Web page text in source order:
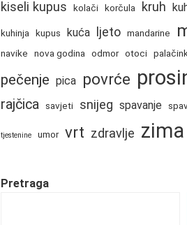
kiseli kupus kolači korčula kruh
kuhinja kupus kuća ljeto mandarine
navike nova godina odmor otoci
pečenje pica povrće
rajčica savjeti snijeg spavanje
tjestenine umor vrt zdravlje zima
Pretraga